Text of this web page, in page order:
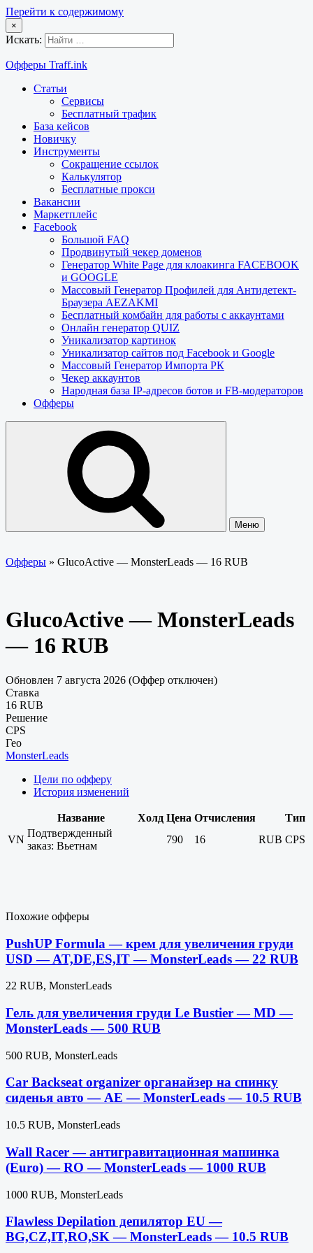
Перейти к содержимому
×
Искать:
Офферы Traff.ink
Статьи
Сервисы
Бесплатный трафик
База кейсов
Новичку
Инструменты
Сокращение ссылок
Калькулятор
Бесплатные прокси
Вакансии
Маркетплейс
Facebook
Большой FAQ
Продвинутый чекер доменов
Генератор White Page для клоакинга FACEBOOK
и GOOGLE
Массовый Генератор Профилей для Антидетект-
Браузера AEZAKMI
Бесплатный комбайн для работы с аккаунтами
Онлайн генератор QUIZ
Уникализатор картинок
Уникализатор сайтов под Facebook и Google
Массовый Генератор Импорта РК
Чекер аккаунтов
Народная база IP-адресов ботов и FB-модераторов
Офферы
Меню
Офферы » GlucoActive — MonsterLeads — 16 RUB
GlucoActive — MonsterLeads
— 16 RUB
Обновлен 7 августа 2026 (Оффер отключен)
Ставка
16 RUB
Решение
CPS
Гео
MonsterLeads
Цели по офферу
История изменений
Название Холд Цена Отчисления
Тип
VN
Подтвержденный
заказ: Вьетнам
790 16 RUB CPS
Похожие офферы
PushUP Formula — крем для увеличения груди
USD — AT,DE,ES,IT — MonsterLeads — 22 RUB
22 RUB, MonsterLeads
Гель для увеличения груди Le Bustier — MD —
MonsterLeads — 500 RUB
500 RUB, MonsterLeads
Car Backseat organizer органайзер на спинку
сиденья авто — AE — MonsterLeads — 10.5 RUB
10.5 RUB, MonsterLeads
Wall Racer — антигравитационная машинка
(Euro) — RO — MonsterLeads — 1000 RUB
1000 RUB, MonsterLeads
Flawless Depilation депилятор EU —
BG,CZ,IT,RO,SK — MonsterLeads — 10.5 RUB